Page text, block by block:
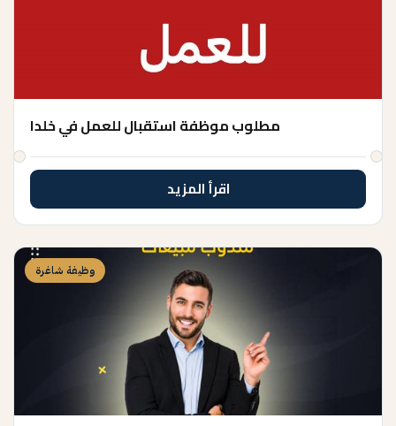
مطلوب موظفة استقبال للعمل في خلدا
اقرأ المزيد
وظيفة شاغرة